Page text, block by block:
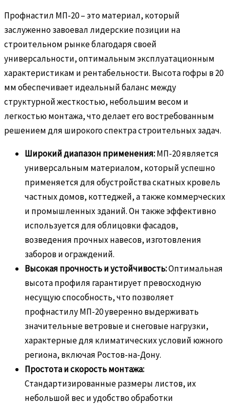
Профнастил МП-20 – это материал, который
заслуженно завоевал лидерские позиции на
строительном рынке благодаря своей
универсальности, оптимальным эксплуатационным
характеристикам и рентабельности. Высота гофры в 20
мм обеспечивает идеальный баланс между
структурной жесткостью, небольшим весом и
легкостью монтажа, что делает его востребованным
решением для широкого спектра строительных задач.
Широкий диапазон применения:МП-20 является
универсальным материалом, который успешно
применяется для обустройства скатных кровель
частных домов, коттеджей, а также коммерческих
и промышленных зданий. Он также эффективно
используется для облицовки фасадов,
возведения прочных навесов, изготовления
заборов и ограждений.
Высокая прочность и устойчивость:Оптимальная
высота профиля гарантирует превосходную
несущую способность, что позволяет
профнастилу МП-20 уверенно выдерживать
значительные ветровые и снеговые нагрузки,
характерные для климатических условий южного
региона, включая Ростов-на-Дону.
Простота и скорость монтажа:
Стандартизированные размеры листов, их
небольшой вес и удобство обработки